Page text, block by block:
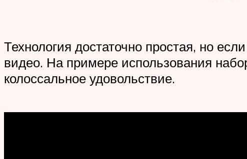
Технология достаточно простая, но
видео. На примере использования
колоссальное удовольствие.